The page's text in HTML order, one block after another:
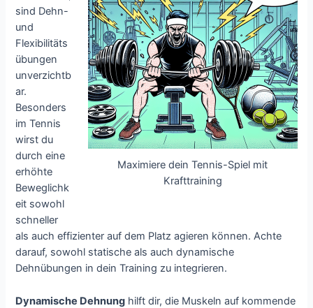
Maximiere dein Tennis-Spiel mit
Krafttraining
sind Dehn-
und
Flexibilitäts
übungen
unverzichtb
ar.
Besonders
im Tennis
wirst du
durch eine
erhöhte
Beweglichk
eit sowohl
schneller
als auch effizienter auf dem Platz agieren können. Achte
darauf, sowohl statische als auch dynamische
Dehnübungen in dein Training zu integrieren.
Dynamische Dehnung hilft dir, die Muskeln auf kommende